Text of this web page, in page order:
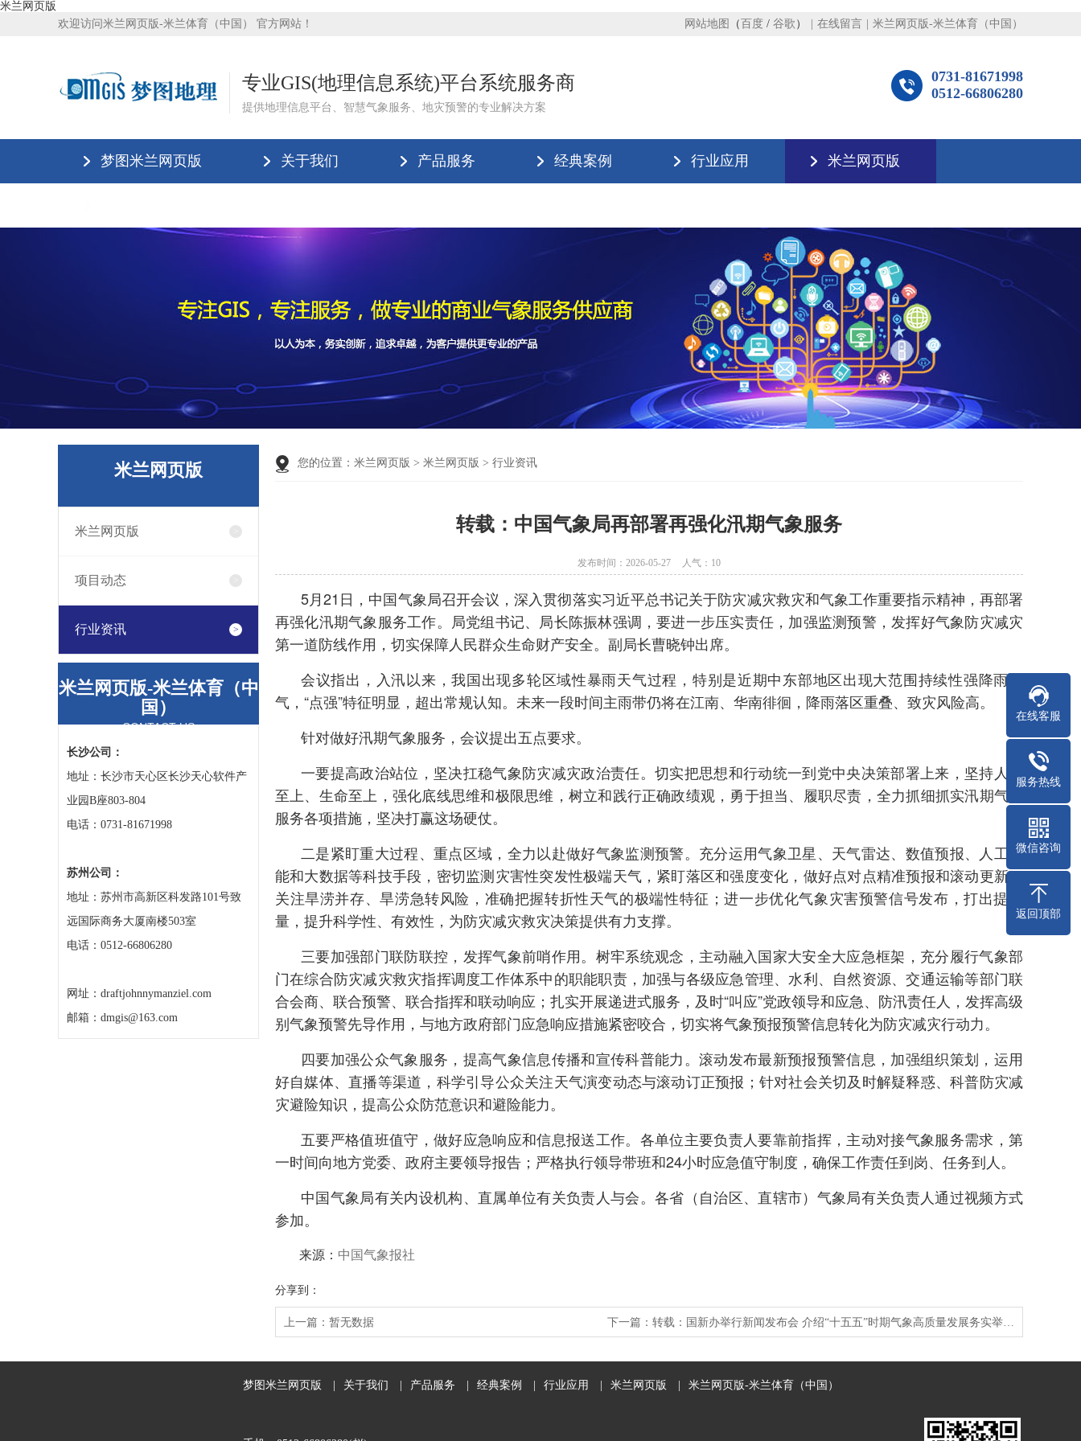
米兰网页版
欢迎访问米兰网页版-米兰体育（中国） 官方网站！
网站地图 （ 百度 / 谷歌 ） 在线留言 米兰网页版-米兰体育（中国）
专业GIS(地理信息系统)平台系统服务商
提供地理信息平台、智慧气象服务、地灾预警的专业解决方案
0731-81671998
0512-66806280
梦图米兰网页版 关于我们 产品服务 经典案例 行业应用 米兰网页版
米兰网页版
米兰网页版
项目动态
行业资讯
米兰网页版-米兰体育（中
国）
CONTACT US
长沙公司：
地址：长沙市天心区长沙天心软件产
业园B座803-804
电话：0731-81671998
苏州公司：
地址：苏州市高新区科发路101号致
远国际商务大厦南楼503室
电话：0512-66806280
网址：draftjohnnymanziel.com
邮箱：dmgis@163.com
您的位置： 米兰网页版 > 米兰网页版 > 行业资讯
转载：中国气象局再部署再强化汛期气象服务
发布时间：2026-05-27 人气： 10
5月21日，中国气象局召开会议，深入贯彻落实习近平总书记关于防灾减灾救灾和气象工作重要指示精神，再部署
再强化汛期气象服务工作。局党组书记、局长陈振林强调，要进一步压实责任，加强监测预警，发挥好气象防灾减灾
第一道防线作用，切实保障人民群众生命财产安全。副局长曹晓钟出席。
会议指出，入汛以来，我国出现多轮区域性暴雨天气过程，特别是近期中东部地区出现大范围持续性强降雨天
气，“点强”特征明显，超出常规认知。未来一段时间主雨带仍将在江南、华南徘徊，降雨落区重叠、致灾风险高。
针对做好汛期气象服务，会议提出五点要求。
一要提高政治站位，坚决扛稳气象防灾减灾政治责任。切实把思想和行动统一到党中央决策部署上来，坚持人民
至上、生命至上，强化底线思维和极限思维，树立和践行正确政绩观，勇于担当、履职尽责，全力抓细抓实汛期气象
服务各项措施，坚决打赢这场硬仗。
二是紧盯重大过程、重点区域，全力以赴做好气象监测预警。充分运用气象卫星、天气雷达、数值预报、人工智
能和大数据等科技手段，密切监测灾害性突发性极端天气，紧盯落区和强度变化，做好点对点精准预报和滚动更新；
关注旱涝并存、旱涝急转风险，准确把握转折性天气的极端性特征；进一步优化气象灾害预警信号发布，打出提前
量，提升科学性、有效性，为防灾减灾救灾决策提供有力支撑。
三要加强部门联防联控，发挥气象前哨作用。树牢系统观念，主动融入国家大安全大应急框架，充分履行气象部
门在综合防灾减灾救灾指挥调度工作体系中的职能职责，加强与各级应急管理、水利、自然资源、交通运输等部门联
合会商、联合预警、联合指挥和联动响应；扎实开展递进式服务，及时“叫应”党政领导和应急、防汛责任人，发挥高级
别气象预警先导作用，与地方政府部门应急响应措施紧密咬合，切实将气象预报预警信息转化为防灾减灾行动力。
四要加强公众气象服务，提高气象信息传播和宣传科普能力。滚动发布最新预报预警信息，加强组织策划，运用
好自媒体、直播等渠道，科学引导公众关注天气演变动态与滚动订正预报；针对社会关切及时解疑释惑、科普防灾减
灾避险知识，提高公众防范意识和避险能力。
五要严格值班值守，做好应急响应和信息报送工作。各单位主要负责人要靠前指挥，主动对接气象服务需求，第
一时间向地方党委、政府主要领导报告；严格执行领导带班和24小时应急值守制度，确保工作责任到岗、任务到人。
中国气象局有关内设机构、直属单位有关负责人与会。各省（自治区、直辖市）气象局有关负责人通过视频方式
参加。
来源： 中国气象报社
分享到：
上一篇： 暂无数据 下一篇： 转载：国新办举行新闻发布会 介绍“十五五”时期气象高质量发展务实举…
梦图米兰网页版 关于我们 产品服务 经典案例 行业应用 米兰网页版 米兰网页版-米兰体育（中国）
在线客服
服务热线
微信咨询
返回顶部